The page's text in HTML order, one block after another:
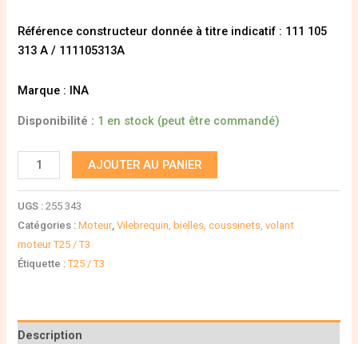
Référence constructeur donnée à titre indicatif : 111 105
313 A / 111105313A
Marque : INA
Disponibilité : 1 en stock (peut être commandé)
AJOUTER AU PANIER
UGS :255 343
Catégories :Moteur,Vilebrequin, bielles, coussinets, volant
moteur T25 / T3
Étiquette :T25 / T3
Description